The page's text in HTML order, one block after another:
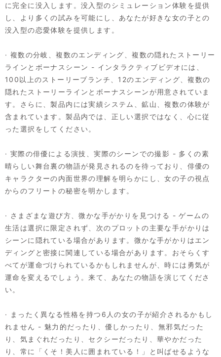
に完全に没入します。没入型のシミュレーション体験を提供
し、より多くの試みを可能にし、あなたが好きな女の子との
没入型の恋愛体験を提供します。
· 複数の分岐、複数のエンディング、複数の隠れたストーリー
ラインとボーナスシーン - インタラクティブビデオには、
100以上のストーリーブランチ、12のエンディング、複数の
隠れたストーリーラインとボーナスシーンが用意されていま
す。さらに、製品内には実績システム、鉱山、複数の体験が
含まれています。製品内では、正しい選択ではなく、心に従
った選択をしてください。
· 実際の俳優による演技、実際のシーンでの撮影 - 多くの素
晴らしい舞台裏の物語が発見されるのを待っており、俳優の
キャラクターの内面世界の理解を明らかにし、女の子の視点
からのフリートの秘密を明かします。
· さまざまな遊び方、微かな手がかりを見つける - ゲームの
生活は選択に限定されず、次のプロットの主要な手がかりは
シーンに隠れている場合があります。微かな手がかりはエン
ディングと密接に関連している場合があります。おそらくす
べてが運命づけられているかもしれませんが、時には勇気が
運命を変えるでしょう。来て、あなたの物語を演じてくださ
い。
· まったく異なる性格を持つ6人の女の子が紹介されるかもし
れません - 魅力的だったり、優しかったり、無邪気だった
り、気まぐれだったり、セクシーだったり、華やかだった
り、常に「くそ！美人に囲まれている！」と叫ばせるような